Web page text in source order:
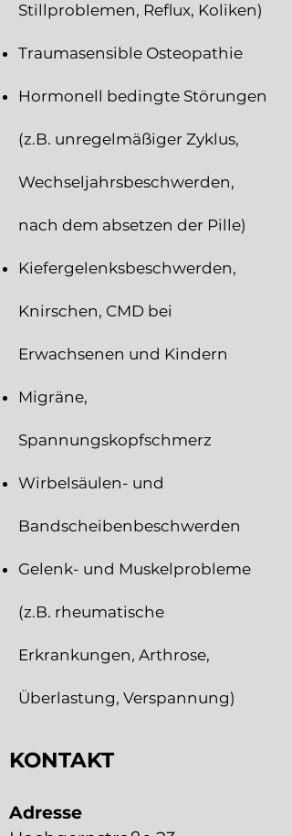
Stillproblemen, Reflux, Koliken)
Traumasensible Osteopathie
Hormonell bedingte Störungen
(z.B. unregelmäßiger Zyklus,
Wechseljahrsbeschwerden,
nach dem absetzen der Pille)
Kiefergelenksbeschwerden,
Knirschen, CMD bei
Erwachsenen und Kindern
Migräne,
Spannungskopfschmerz
Wirbelsäulen- und
Bandscheibenbeschwerden
Gelenk- und Muskelprobleme
(z.B. rheumatische
Erkrankungen, Arthrose,
Überlastung, Verspannung)
KONTAKT
Adresse